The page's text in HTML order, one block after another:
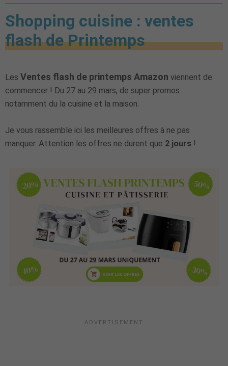
Shopping cuisine : ventes
flash de Printemps
Les Ventes flash de printemps Amazon viennent de
commencer ! Du 27 au 29 mars, de super promos
notamment du la cuisine et la maison.
Je vous rassemble ici les meilleures offres à ne pas
manquer. Attention les offres ne durent que 2 jours !